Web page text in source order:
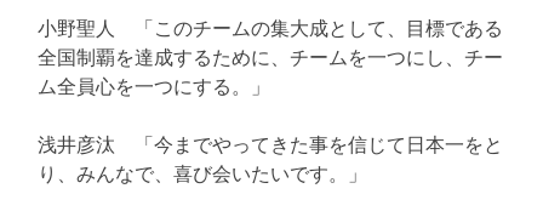
小野聖人 「このチームの集大成として、目標である
全国制覇を達成するために、チームを一つにし、チー
ム全員心を一つにする。」
浅井彦汰 「今までやってきた事を信じて日本一をと
り、みんなで、喜び会いたいです。」